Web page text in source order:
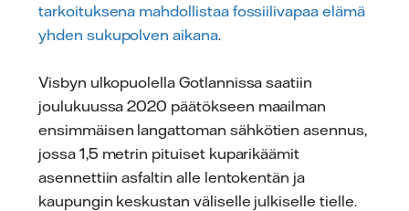
tarkoituksena mahdollistaa fossiilivapaa elämä
yhden sukupolven aikana.
Visbyn ulkopuolella Gotlannissa saatiin
joulukuussa 2020 päätökseen maailman
ensimmäisen langattoman sähkötien asennus,
jossa 1,5 metrin pituiset kuparikäämit
asennettiin asfaltin alle lentokentän ja
kaupungin keskustan väliselle julkiselle tielle.